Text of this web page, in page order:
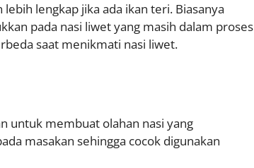
lengkap jika ada ikan teri. Biasanya
pada nasi liwet yang masih dalam proses
saat menikmati nasi liwet.
untuk membuat olahan nasi yang
masakan sehingga cocok digunakan